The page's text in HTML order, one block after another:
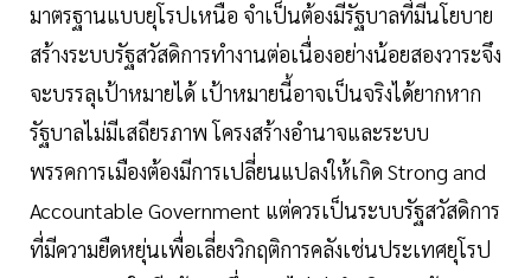
มาตรฐานแบบยุโรปเหนือ จำเป็นต้องมีรัฐบาลที่มีนโยบาย
สร้างระบบรัฐสวัสดิการทำงานต่อเนื่องอย่างน้อยสองวาระจึง
จะบรรลุเป้าหมายได้ เป้าหมายนี้อาจเป็นจริงได้ยากหาก
รัฐบาลไม่มีเสถียรภาพ โครงสร้างอำนาจและระบบ
พรรคการเมืองต้องมีการเปลี่ยนแปลงให้เกิด Strong and
Accountable Government แต่ควรเป็นระบบรัฐสวัสดิการ
ที่มีความยืดหยุ่นเพื่อเลี่ยงวิกฤติการคลังเช่นประเทศยุโรป